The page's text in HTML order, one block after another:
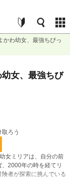
かわ幼女、最強ちびっ
女、最強ちび
ろう
女ミリアは、自分の前
2000年の時を経てリ
者が探索に挑んでいる